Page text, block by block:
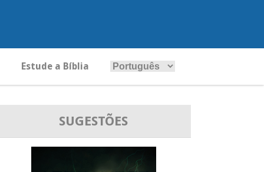
Estude a Bíblia
SUGESTÕES